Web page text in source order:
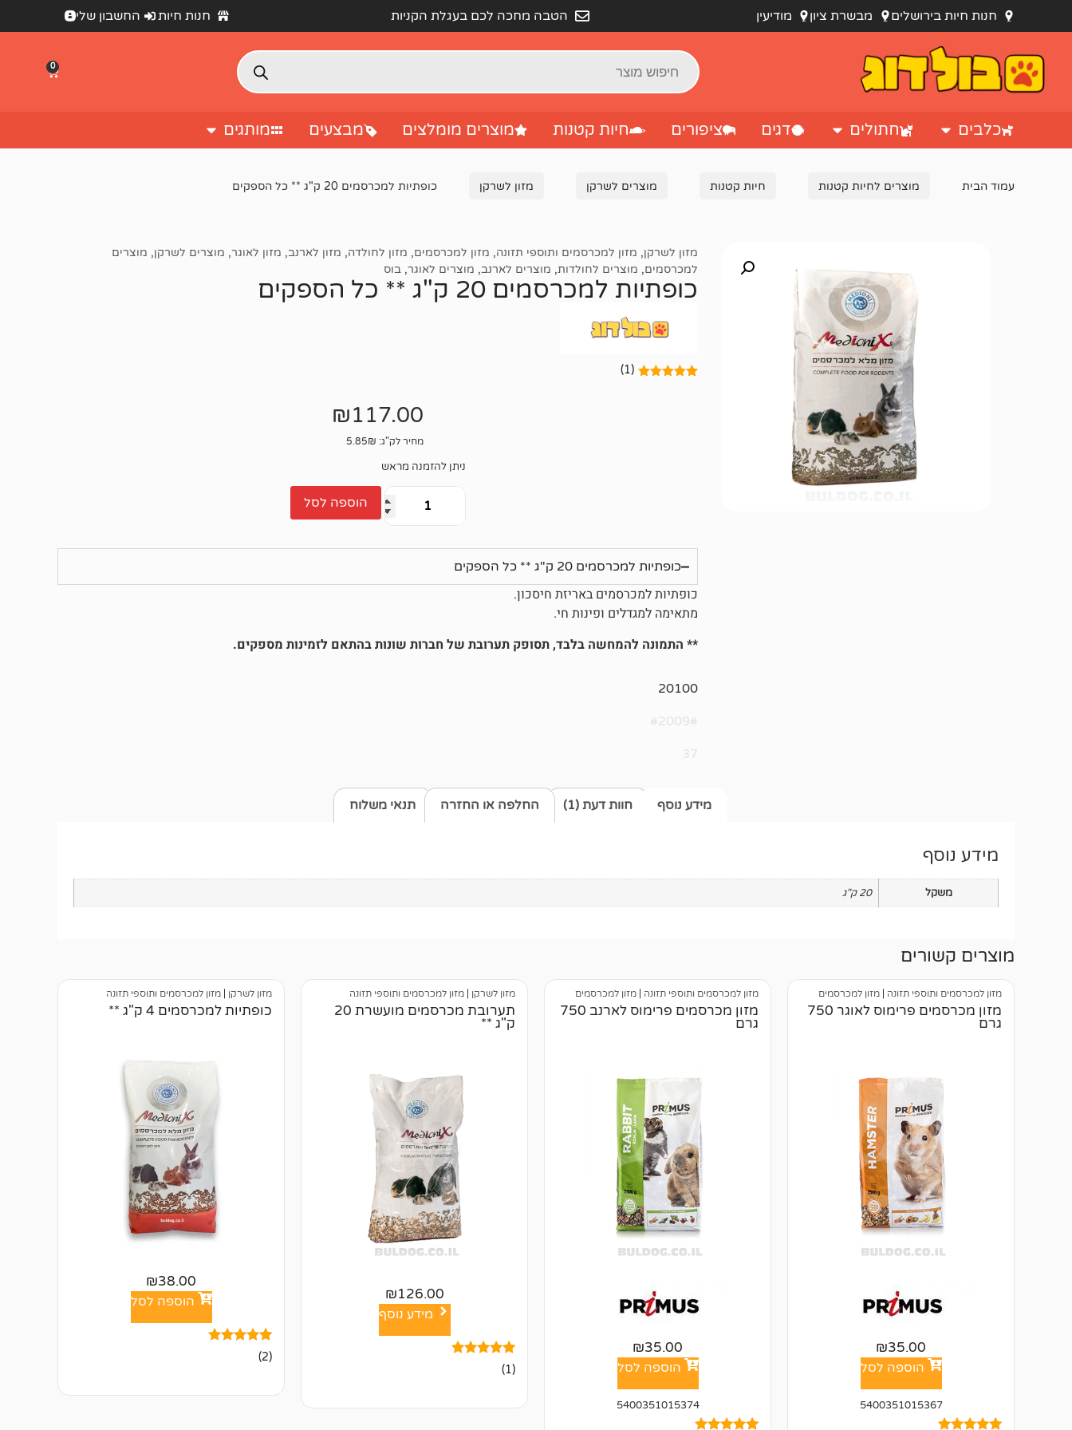
חנות חיות בירושלים מבשרת ציון מודיעין הטבה מחכה לכם בעגלת הקניות חנות חיות החשבון שלי
0
כלבים חתולים דגים ציפורים חיות קטנות מוצרים מומלצים מבצעים מותגים
עמוד הבית מוצרים לחיות קטנות חיות קטנות מוצרים לשרקן מזון לשרקן כופתיות למכרסמים 20 ק"ג ** כל הספקים
מזון לשרקן, מזון למכרסמים ותוספי תזונה, מזון למכרסמים, מזון לחולדה, מזון לארנב, מזון לאוגר, מוצרים לשרקן, מוצרים
למכרסמים, מוצרים לחולדות, מוצרים לארנב, מוצרים לאוגר, בוס
כופתיות למכרסמים 20 ק"ג ** כל הספקים
(1)
₪117.00
מחיר לק"ג: 5.85₪
ניתן להזמנה מראש
הוספה לסל
כופתיות למכרסמים 20 ק"ג ** כל הספקים
כופתיות למכרסמים באריזת חיסכון.
מתאימה למגדלים ופינות חי.
** התמונה להמחשה בלבד, תסופק תערובת של חברות שונות בהתאם לזמינות מספקים.
20100
#2009#
37
מידע נוסף תנאי משלוח חוות דעת (1) החלפה או החזרה
מידע נוסף
משקל 20 ק"ג
מוצרים קשורים
מזון למכרסמים ותוספי תזונה מזון למכרסמים
מזון מכרסמים פרימוס לאוגר 750
גרם
₪35.00
הוספה לסל
5400351015367
מזון למכרסמים ותוספי תזונה מזון למכרסמים
מזון מכרסמים פרימוס לארנב 750
גרם
₪35.00
הוספה לסל
5400351015374
מזון לשרקן מזון למכרסמים ותוספי תזונה
תערובת מכרסמים מועשרת 20
ק"ג **
₪126.00
מידע נוסף
מדורג
5.00
1(1)
מזון לשרקן מזון למכרסמים ותוספי תזונה
כופתיות למכרסמים 4 ק"ג **
₪38.00
הוספה לסל
מדורגים
5.00
2(2)